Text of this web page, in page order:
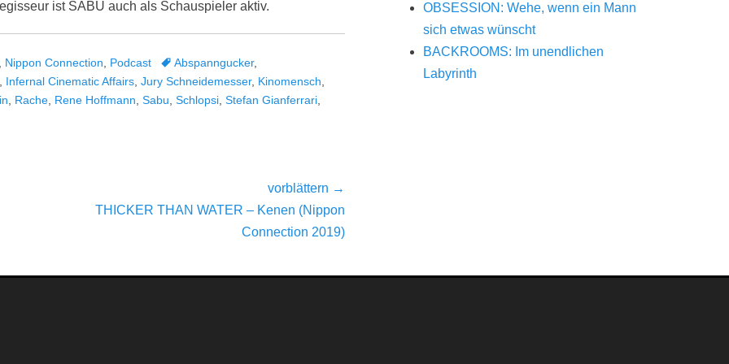
ist SABU auch als Schauspieler aktiv.
Nippon Connection Podcast TagsAbspanngucker,
Infernal Cinematic Affairs Jury Schneidemesser, Kinomensch
Rache Rene Hoffmann Sabu Schlopsi Stefan Gianferrari
vorblättern →
THICKER THAN WATER – Kenen (Nippon
Connection 2019)
OBSESSION: Wehe, wenn ein Mann
sich etwas wünscht
BACKROOMS: Im unendlichen
Labyrinth